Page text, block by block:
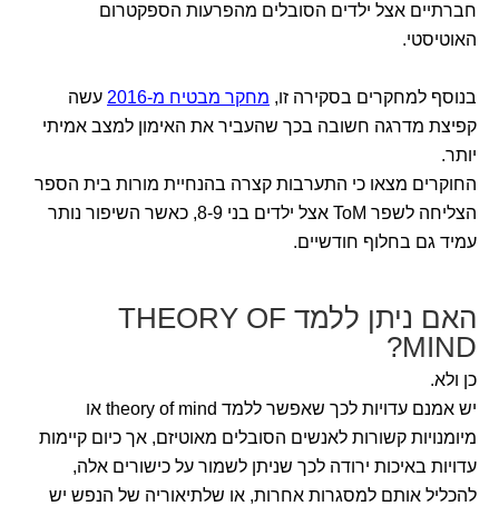
חברתיים אצל ילדים הסובלים מהפרעות הספקטרום
האוטיסטי.
בנוסף למחקרים בסקירה זו, מחקר מבטיח מ-2016
עשה
קפיצת מדרגה חשובה בכך שהעביר את האימון למצב אמיתי
יותר.
החוקרים מצאו כי התערבות קצרה בהנחיית מורות בית הספר
הצליחה לשפר ToM אצל ילדים בני 8-9, כאשר השיפור נותר
עמיד גם בחלוף חודשיים.
האם ניתן ללמד THEORY OF
MIND?
כן ולא.
יש אמנם עדויות לכך שאפשר ללמד theory of mind או
מיומנויות קשורות לאנשים הסובלים מאוטיזם, אך כיום קיימות
עדויות באיכות ירודה לכך שניתן לשמור על כישורים אלה,
להכליל אותם למסגרות אחרות, או שלתיאוריה של הנפש יש